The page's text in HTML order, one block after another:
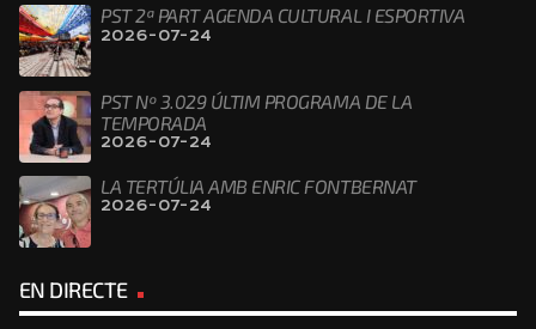
PST 2ª PART AGENDA CULTURAL I ESPORTIVA
2026-07-24
PST Nº 3.029 ÚLTIM PROGRAMA DE LA
TEMPORADA
2026-07-24
LA TERTÚLIA AMB ENRIC FONTBERNAT
2026-07-24
EN DIRECTE